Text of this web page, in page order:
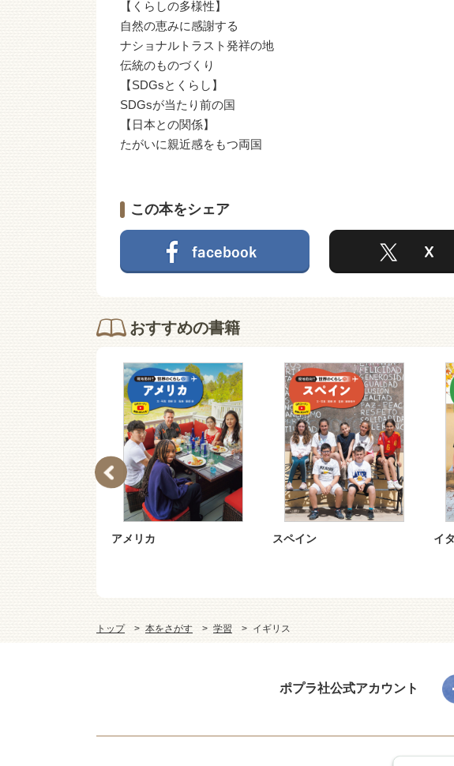
【くらしの多様性】
自然の恵みに感謝する
ナショナルトラスト発祥の地
伝統のものづくり
【SDGsとくらし】
SDGsが当たり前の国
【日本との関係】
たがいに親近感をもつ両国
この本をシェア
おすすめの書籍
アメリカ スペイン イ
トップ 本をさがす 学習 イギリス
ポプラ社公式アカウント